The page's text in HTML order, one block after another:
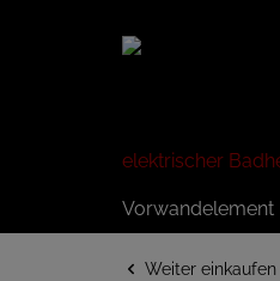
elektrischer
Vorwandelement
Weiter einkaufen